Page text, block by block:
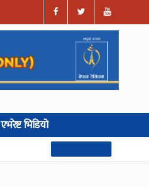
एभरेष्ट भिडियो